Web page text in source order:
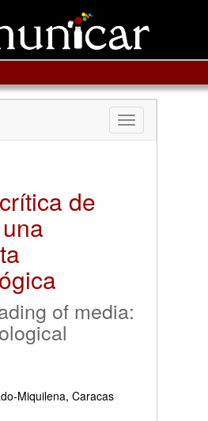
Toggle
navigation
de
of media:
Miquilena, Caracas